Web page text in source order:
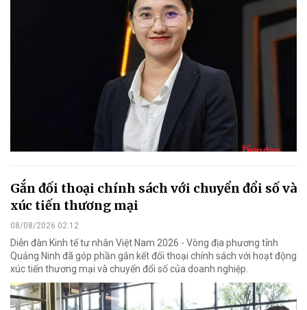
Gắn đối thoại chính sách với chuyển đổi số và
xúc tiến thương mại
08/08/2026 02:12
Diễn đàn Kinh tế tư nhân Việt Nam 2026 - Vòng địa phương tỉnh
Quảng Ninh đã góp phần gắn kết đối thoại chính sách với hoạt động
xúc tiến thương mại và chuyển đổi số của doanh nghiệp.